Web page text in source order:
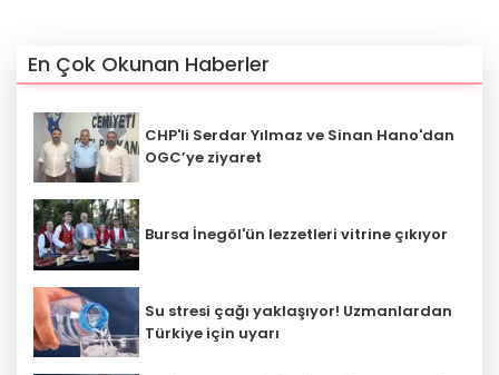
En Çok Okunan Haberler
CHP'li Serdar Yılmaz ve Sinan Hano'dan
OGC’ye ziyaret
Bursa İnegöl'ün lezzetleri vitrine çıkıyor
Su stresi çağı yaklaşıyor! Uzmanlardan
Türkiye için uyarı